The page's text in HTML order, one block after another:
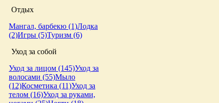
Отдых
Мангал, барбекю (1)Лодка
(2)Игры (5)Туризм (6)
Уход за собой
Уход за лицом (145)Уход за
волосами (55)Мыло
(12)Косметика (11)Уход за
телом (16)Уход за руками,